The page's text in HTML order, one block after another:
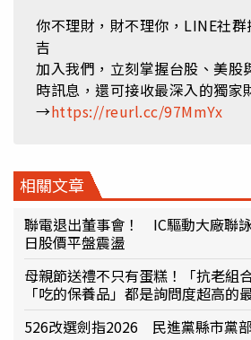
你不理財，財不理你，LINE社
吉
加入我們，立刻掌握台股、美股
時訊息，還可接收最深入的獨家
→https://reurl.cc/97MmYx
相關文章
聯電退出董事會！ IC驅動大廠聯
日股價平盤震盪
母親節送禮不只有蛋糕！「抗老組
「吃的保養品」都是詢問度超高的
526改選劍指2026 民進黨縣市黨